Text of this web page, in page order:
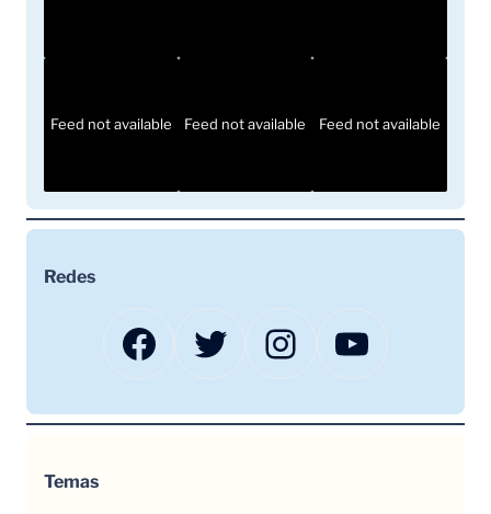
Feed not available Feed not available Feed not available
Redes
Facebook Twitter Instagram YouTube
Temas